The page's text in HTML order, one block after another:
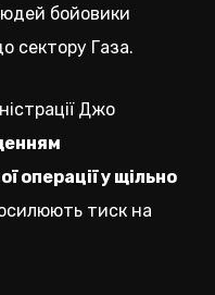
бойовики
сектору Газа.
Джо
операції у щільно
тиск на